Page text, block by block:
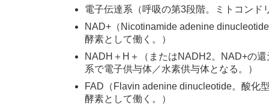
電子伝達系（呼吸の第3段階。ミトコンド
NAD+（Nicotinamide adenine
酵素として働く。）
NADH＋H＋（またはNADH2。NAD+の
系で電子供与体／水素供与体となる。）
FAD（Flavin adenine dinucleotide。酸化
酵素として働く。）